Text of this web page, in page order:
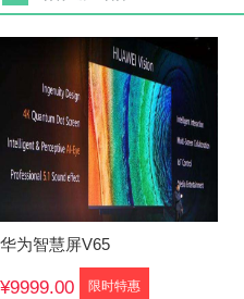
华为智慧屏V65
¥9999.00 限时特惠